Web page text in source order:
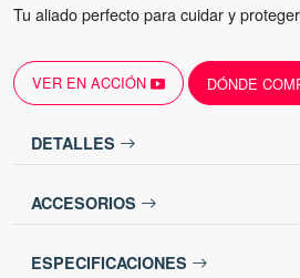
Tu aliado perfecto para cuidar y
VER EN ACCIÓN DÓNDE
DETALLES
ACCESORIOS
ESPECIFICACIONES